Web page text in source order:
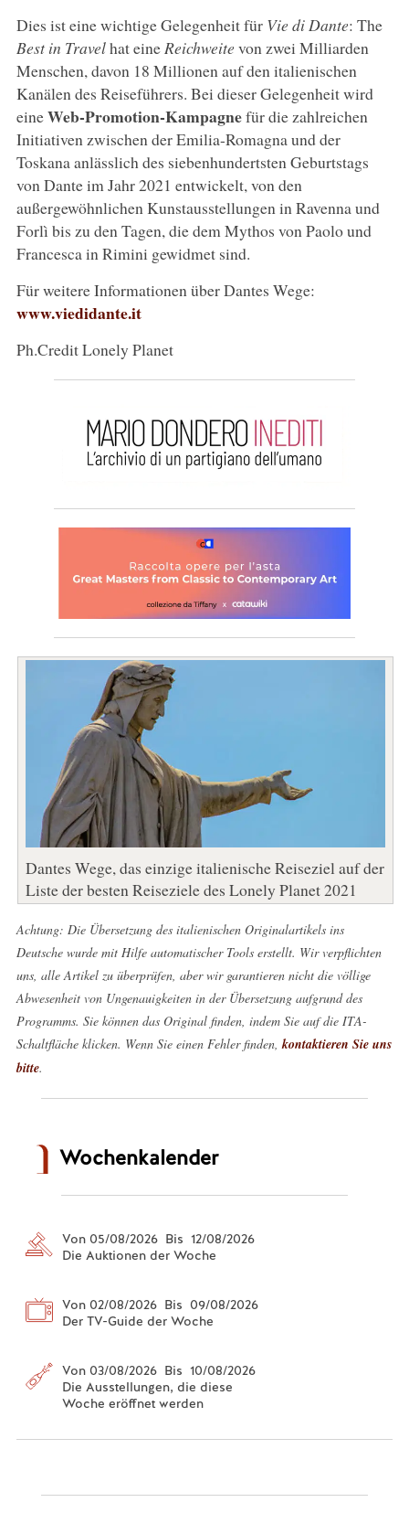
Dies ist eine wichtige Gelegenheit fürVie di Dante: The
Best in Travelhat eine Reichweitevon zwei Milliarden
Menschen, davon 18 Millionen auf den italienischen
Kanälen des Reiseführers. Bei dieser Gelegenheit wird
eineWeb-Promotion-Kampagnefür die zahlreichen
Initiativen zwischen der Emilia-Romagna und der
Toskana anlässlich des siebenhundertsten Geburtstags
von Dante im Jahr 2021 entwickelt, von den
außergewöhnlichen Kunstausstellungen in Ravenna und
Forlì bis zu den Tagen, die dem Mythos von Paolo und
Francesca in Rimini gewidmet sind.
Für weitere Informationen über Dantes Wege:
www.viedidante.it
Ph.Credit Lonely Planet
Dantes Wege, das einzige italienische Reiseziel auf der
Liste der besten Reiseziele des Lonely Planet 2021
Achtung: Die Übersetzung des italienischen Originalartikels ins
Deutsche wurde mit Hilfe automatischer Tools erstellt. Wir verpflichten
uns, alle Artikel zu überprüfen, aber wir garantieren nicht die völlige
Abwesenheit von Ungenauigkeiten in der Übersetzung aufgrund des
Programms. Sie können das Original finden, indem Sie auf die ITA-
Schaltfläche klicken. Wenn Sie einen Fehler finden, kontaktieren Sie uns
bitte.
Wochenkalender
Von 05/08/2026 Bis 12/08/2026
Die Auktionen der Woche
Von 02/08/2026 Bis 09/08/2026
Der TV-Guide der Woche
Von 03/08/2026 Bis 10/08/2026
Die Ausstellungen, die diese
Woche eröffnet werden